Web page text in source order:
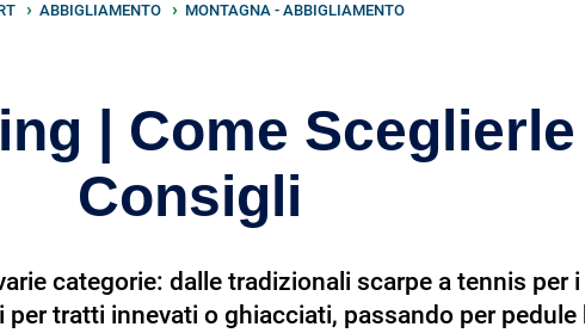
ABBIGLIAMENTO MONTAGNA - ABBIGLIAMENTO
| Come
Consigli
categorie: dalle tradizionali scarpe a tennis per
tratti innevati o ghiacciati, passando per pedule